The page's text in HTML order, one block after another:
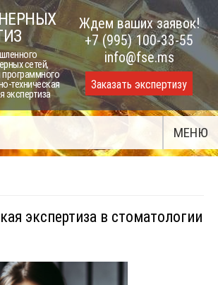
сетей,
программного
техническая
экспертиза
Ждем ваших заявок!
+7 (995) 100-33-55
info@fse.ms
Заказать экспертизу
МЕНЮ
экспертиза в стоматологии